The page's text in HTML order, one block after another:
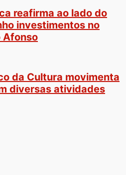
reafirma ao lado do
investimentos no
Afonso
da Cultura movimenta
diversas atividades